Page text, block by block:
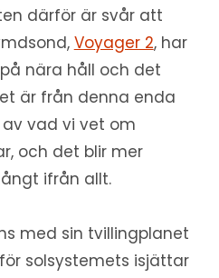
därför är svår att
Voyager 2, har
nära håll och det
är från denna enda
vad vi vet om
och det blir mer
ifrån allt.
med sin tvillingplanet
solsystemets isjättar